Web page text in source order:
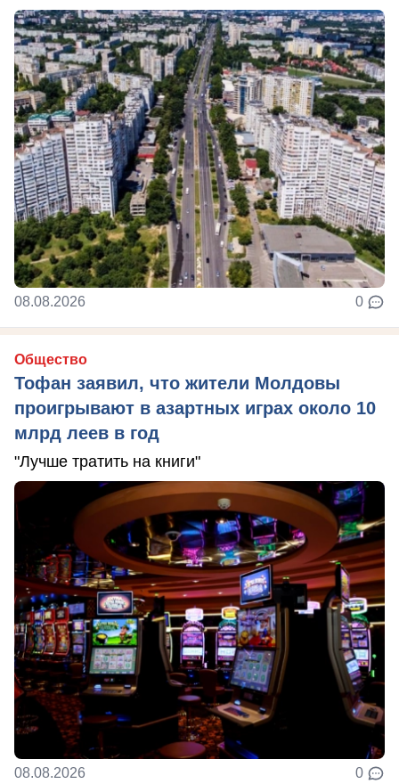
08.08.2026 0
Общество
Тофан заявил, что жители Молдовы
проигрывают в азартных играх около 10
млрд леев в год
"Лучше тратить на книги"
08.08.2026 0